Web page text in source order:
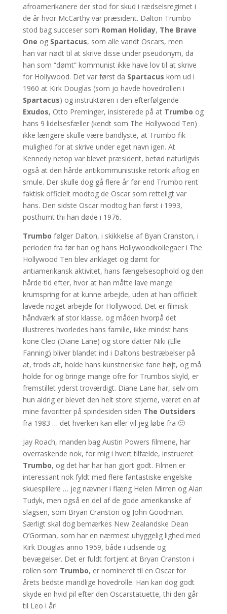
afroamerikanere der stod for skud i rædselsregimet i
de år hvor McCarthy var præsident. Dalton Trumbo
stod bag succeser som Roman Holiday, The Brave
One og Spartacus, som alle vandt Oscars, men
han var nødt til at skrive disse under pseudonym, da
han som “dømt” kommunist ikke have lov til at skrive
for Hollywood. Det var først da Spartacus kom ud i
1960 at Kirk Douglas (som jo havde hovedrollen i
Spartacus) og instruktøren i den efterfølgende
Exudos, Otto Preminger, insisterede på at Trumbo og
hans 9 lidelsesfæller (kendt som The Hollywood Ten)
ikke længere skulle være bandlyste, at Trumbo fik
mulighed for at skrive under eget navn igen. At
Kennedy netop var blevet præsident, betød naturligvis
også at den hårde antikommunistiske retorik aftog en
smule. Der skulle dog gå flere år før end Trumbo rent
faktisk officielt modtog de Oscar som retteligt var
hans. Den sidste Oscar modtog han først i 1993,
posthumt thi han døde i 1976.
Trumbo følger Dalton, i skikkelse af Byan Cranston, i
perioden fra før han og hans Hollywoodkollegaer i The
Hollywood Ten blev anklaget og dømt for
antiamerikansk aktivitet, hans fængelsesophold og den
hårde tid efter, hvor at han måtte lave mange
krumspring for at kunne arbejde, uden at han officielt
lavede noget arbejde for Hollywood. Det er filmisk
håndværk af stor klasse, og måden hvorpå det
illustreres hvorledes hans familie, ikke mindst hans
kone Cleo (Diane Lane) og store datter Niki (Elle
Fanning) bliver blandet ind i Daltons bestræbelser på
at, trods alt, holde hans kunstneriske fane højt, og må
holde for og bringe mange ofre for Trumbos skyld, er
fremstillet yderst troværdigt. Diane Lane har, selv om
hun aldrig er blevet den helt store stjerne, været en af
mine favoritter på spindesiden siden The Outsiders
fra 1983 … det hverken kan eller vil jeg løbe fra 🙂
Jay Roach, manden bag Austin Powers filmene, har
overraskende nok, for mig i hvert tilfælde, instrueret
Trumbo, og det har har han gjort godt. Filmen er
interessant nok fyldt med flere fantastiske engelske
skuespillere … jeg nævner i flæng Helen Mirren og Alan
Tudyk, men også en del af de gode amerikanske af
slagsen, som Bryan Cranston og John Goodman.
Særligt skal dog bemærkes New Zealandske Dean
O’Gorman, som har en nærmest uhyggelig lighed med
Kirk Douglas anno 1959, både i udsende og
bevægelser. Det er fuldt fortjent at Bryan Cranston i
rollen som Trumbo, er nomineret til en Oscar for
årets bedste mandlige hovedrolle. Han kan dog godt
skyde en hvid pil efter den Oscarstatuette, thi den går
til Leo i år!